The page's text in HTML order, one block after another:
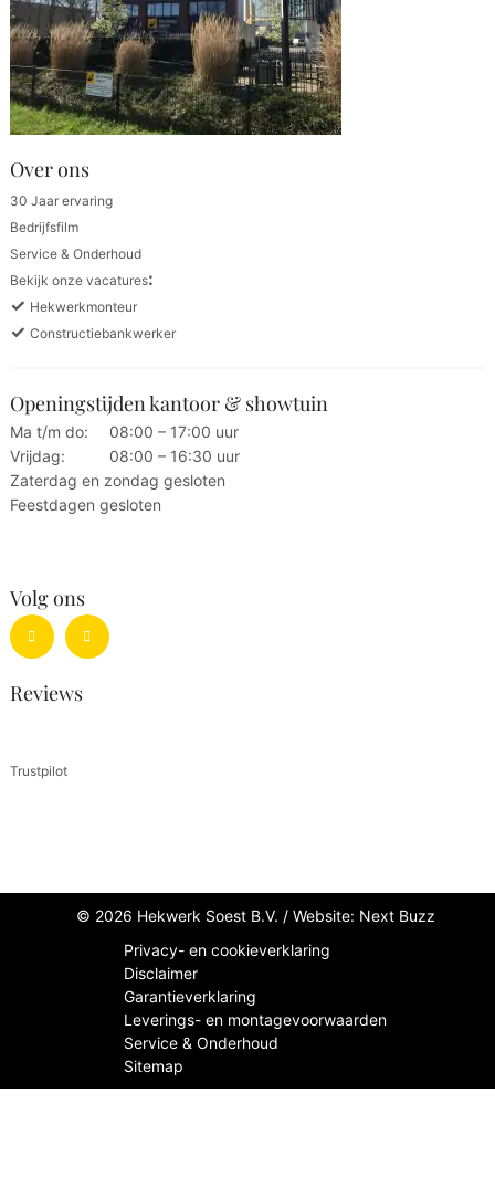
Over ons
30 Jaar ervaring
Bedrijfsfilm
Service & Onderhoud
Bekijk onze vacatures:
✓ Hekwerkmonteur
✓ Constructiebankwerker
Openingstijden kantoor & showtuin
Ma t/m do:
08:00 – 17:00 uur
Vrijdag:
08:00 – 16:30 uur
Zaterdag en zondag gesloten
Feestdagen gesloten
Volg ons
Reviews
Trustpilot
© 2026 Hekwerk Soest B.V. / Website: Next Buzz
Privacy- en cookieverklaring
Disclaimer
Garantieverklaring
Leverings- en montagevoorwaarden
Service & Onderhoud
Sitemap